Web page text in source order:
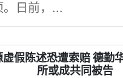
。日前，...
假陈述恐遭索赔 德勤
所或成共同被告